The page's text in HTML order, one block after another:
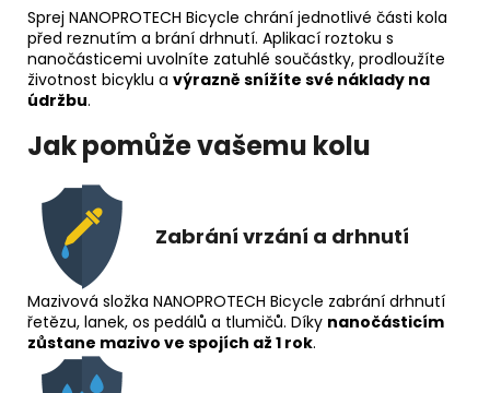
Sprej NANOPROTECH Bicycle chrání jednotlivé části kola
před reznutím a brání drhnutí. Aplikací roztoku s
nanočásticemi uvolníte zatuhlé součástky, prodloužíte
životnost bicyklu a výrazně snížíte své náklady na
údržbu.
Jak pomůže vašemu kolu
Zabrání vrzání a drhnutí
Mazivová složka NANOPROTECH Bicycle zabrání drhnutí
řetězu, lanek, os pedálů a tlumičů. Díky nanočásticím
zůstane mazivo ve spojích až 1 rok.